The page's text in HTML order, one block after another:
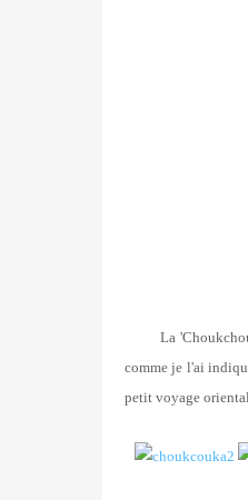
La
comme je l'ai
petit voyage